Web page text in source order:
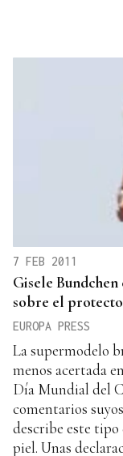
7 FEB 2011
Gisele
sobre el
EUROPA PRESS
La supermodelo
menos acertada
Día Mundial del
comentarios
describe este
piel. Unas